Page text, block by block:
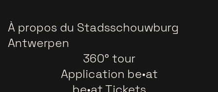
À propos du Stadsschouwburg
Antwerpen
360° tour
Application be•at